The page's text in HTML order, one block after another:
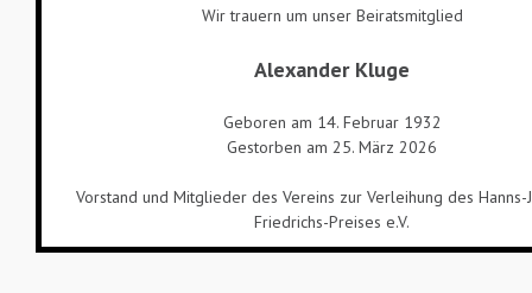
Wir trauern um unser Beiratsmitglied
Alexander Kluge
Geboren am 14. Februar 1932
Gestorben am 25. März 2026
Vorstand und Mitglieder des Vereins zur Verleihung des Hanns-
Friedrichs-Preises e.V.